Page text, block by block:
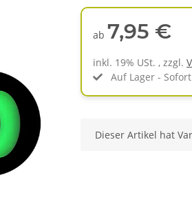
ab 7,95 €
inkl. 19% USt. , zzgl.
Auf Lager -
x
Dieser Artikel hat